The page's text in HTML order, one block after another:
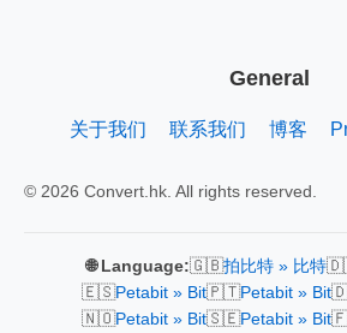
General
关于我们 联系我们 博客
© 2026 Convert.hk. All rights reserved.
🌐 Language:🇬🇧拍比特 » 比特
🇪🇸Petabit » Bit🇵🇹Petabit » Bit
🇳🇴Petabit » Bit🇸🇪Petabit » Bit